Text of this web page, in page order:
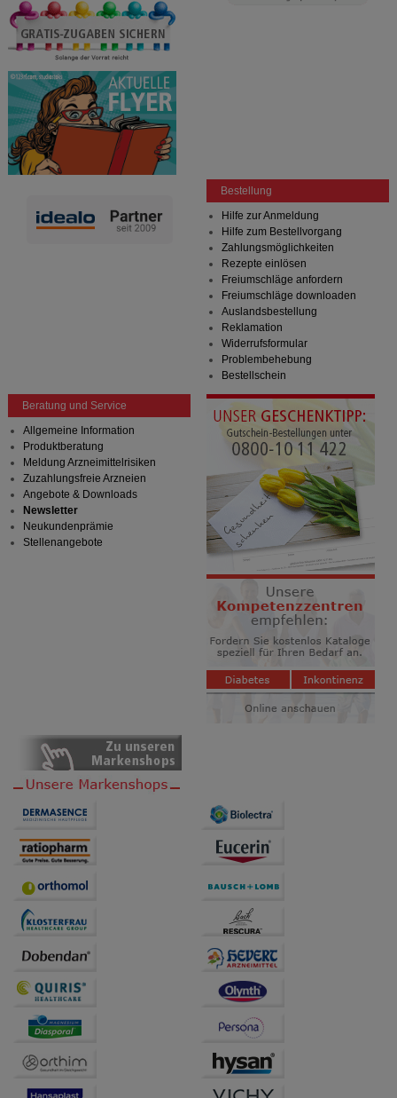
Bestellung
Hilfe zur Anmeldung
Hilfe zum Bestellvorgang
Zahlungsmöglichkeiten
Rezepte einlösen
Freiumschläge anfordern
Freiumschläge downloaden
Auslandsbestellung
Reklamation
Widerrufsformular
Problembehebung
Bestellschein
Beratung und Service
Allgemeine Information
Produktberatung
Meldung Arzneimittelrisiken
Zuzahlungsfreie Arzneien
Angebote & Downloads
Newsletter
Neukundenprämie
Stellenangebote